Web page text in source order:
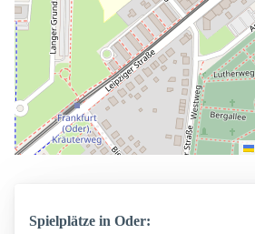
Spielplätze in Oder: